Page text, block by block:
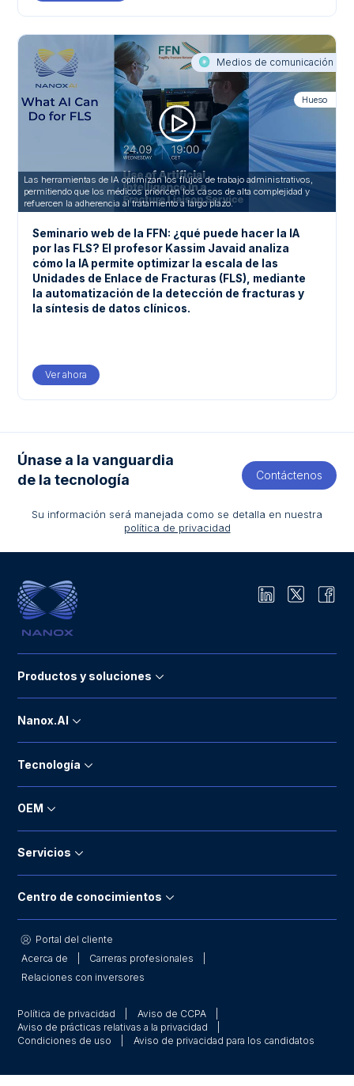
Medios de comunicación
Hueso
Las herramientas de IA optimizan los flujos de trabajo administrativos,
permitiendo que los médicos prioricen los casos de alta complejidad y
refuercen la adherencia al tratamiento a largo plazo.
Seminario web de la FFN: ¿qué puede hacer la IA
por las FLS? El profesor Kassim Javaid analiza
cómo la IA permite optimizar la escala de las
Unidades de Enlace de Fracturas (FLS), mediante
la automatización de la detección de fracturas y
la síntesis de datos clínicos.
Ver ahora
Únase a la vanguardia
de la tecnología
Contáctenos
Su información será manejada como se detalla en nuestra
política de privacidad
Productos y soluciones
Nanox.AI
Tecnología
OEM
Servicios
Centro de conocimientos
Portal del cliente
Acerca de
Carreras profesionales
Relaciones con inversores
Política de privacidad
Aviso de CCPA
Aviso de prácticas relativas a la privacidad
Condiciones de uso
Aviso de privacidad para los candidatos